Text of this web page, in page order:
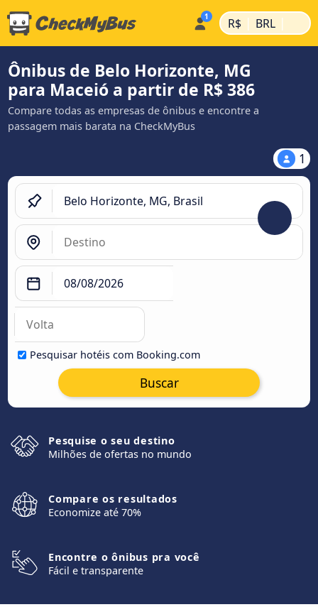
R$ | BRL |
Ônibus de Belo Horizonte, MG
para Maceió a partir de R$ 386
Compare todas as empresas de ônibus e encontre a
passagem mais barata na CheckMyBus
1
Pesquisar hotéis com Booking.com
Buscar
Pesquise o seu destino
Milhões de ofertas no mundo
Compare os resultados
Economize até 70%
Encontre o ônibus pra você
Fácil e transparente